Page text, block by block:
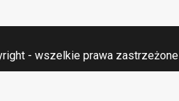
- wszelkie prawa zastrzeżone